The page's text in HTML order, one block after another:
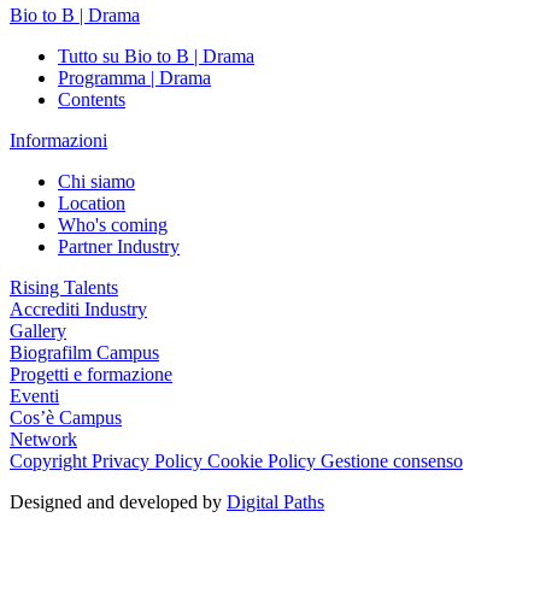
Bio to B | Drama
Tutto su Bio to B | Drama
Programma | Drama
Contents
Informazioni
Chi siamo
Location
Who's coming
Partner Industry
Rising Talents
Accrediti Industry
Gallery
Biografilm Campus
Progetti e formazione
Eventi
Cos’è Campus
Network
Copyright Privacy Policy Cookie Policy Gestione consenso
Designed and developed by Digital Paths